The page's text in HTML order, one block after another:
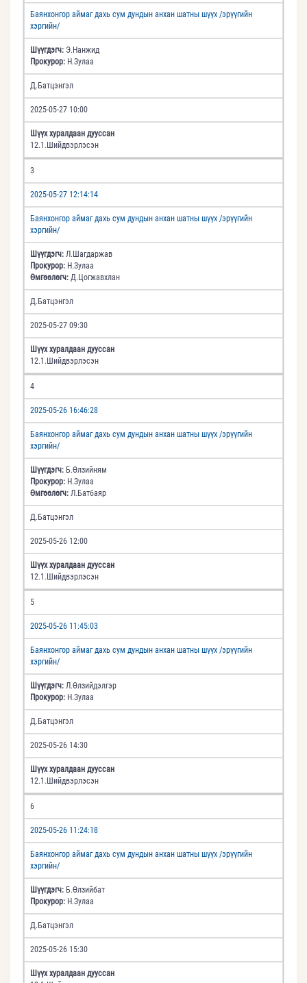
Баянхонгор аймаг дахь сум дундын анхан шатны шүүх /эрүүгийн
хэргийн/
Шүүгдэгч: Э.Нанжид
Прокурор: Н.Зулаа
Д.Батцэнгэл
2025-05-27 10:00
Шүүх хуралдаан дууссан
12.1.Шийдвэрлэсэн
3
2025-05-27 12:14:14
Баянхонгор аймаг дахь сум дундын анхан шатны шүүх /эрүүгийн
хэргийн/
Шүүгдэгч: Л.Шагдаржав
Прокурор: Н.Зулаа
Өмгөөлөгч: Д.Цогжавхлан
Д.Батцэнгэл
2025-05-27 09:30
Шүүх хуралдаан дууссан
12.1.Шийдвэрлэсэн
4
2025-05-26 16:46:28
Баянхонгор аймаг дахь сум дундын анхан шатны шүүх /эрүүгийн
хэргийн/
Шүүгдэгч: Б.Өлзийням
Прокурор: Н.Зулаа
Өмгөөлөгч: Л.Батбаяр
Д.Батцэнгэл
2025-05-26 12:00
Шүүх хуралдаан дууссан
12.1.Шийдвэрлэсэн
5
2025-05-26 11:45:03
Баянхонгор аймаг дахь сум дундын анхан шатны шүүх /эрүүгийн
хэргийн/
Шүүгдэгч: Л.Өлзийдэлгэр
Прокурор: Н.Зулаа
Д.Батцэнгэл
2025-05-26 14:30
Шүүх хуралдаан дууссан
12.1.Шийдвэрлэсэн
6
2025-05-26 11:24:18
Баянхонгор аймаг дахь сум дундын анхан шатны шүүх /эрүүгийн
хэргийн/
Шүүгдэгч: Б.Өлзийбат
Прокурор: Н.Зулаа
Д.Батцэнгэл
2025-05-26 15:30
Шүүх хуралдаан дууссан